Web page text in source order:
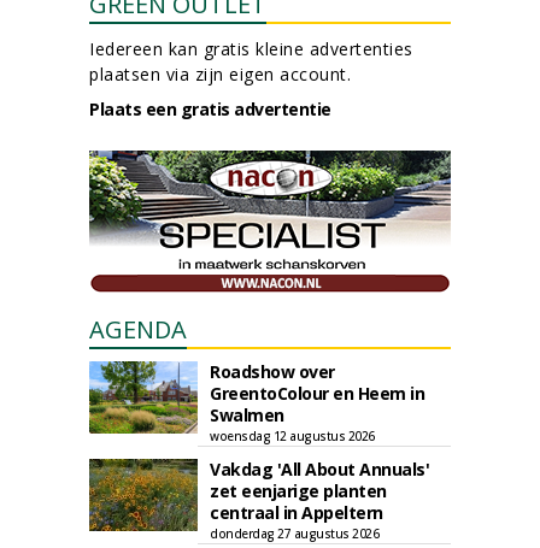
Iedereen kan gratis kleine advertenties
plaatsen via zijn eigen account.
Plaats een gratis advertentie
AGENDA
Roadshow over
GreentoColour en Heem in
Swalmen
woensdag 12 augustus 2026
Vakdag 'All About Annuals'
zet eenjarige planten
centraal in Appeltern
donderdag 27 augustus 2026